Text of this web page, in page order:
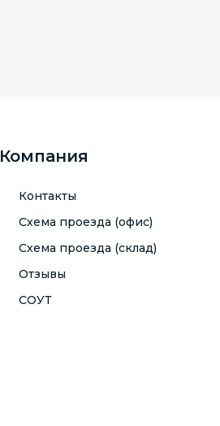
Компания
Контакты
Схема проезда (офис)
Схема проезда (склад)
Отзывы
СОУТ